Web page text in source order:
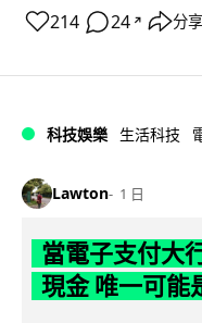
214 24 ↗ 分享
科技娛樂 生活科技
Lawton 1 日
當電子支付大
現金 唯一可能